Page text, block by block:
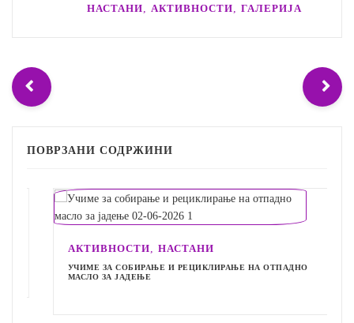
НАСТАНИ АКТИВНОСТИ ,ГАЛЕРИЈА
ПОВРЗАНИ СОДРЖИНИ
АКТИВНОСТИ,НАСТАНИ
УЧИМЕ ЗА СОБИРАЊЕ И РЕЦИКЛИРАЊЕ НА ОТПАДНО
МАСЛО ЗА ЈАДЕЊЕ